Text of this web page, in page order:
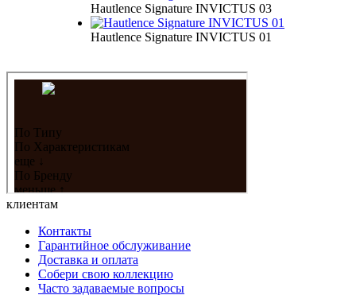
Hautlence Signature INVICTUS 03
Hautlence Signature INVICTUS 01
клиентам
Контакты
Гарантийное обслуживание
Доставка и оплата
Собери свою коллекцию
Часто задаваемые вопросы